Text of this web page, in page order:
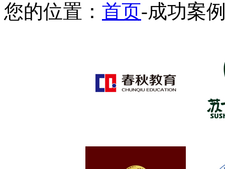
您的位置： 首页-成功案